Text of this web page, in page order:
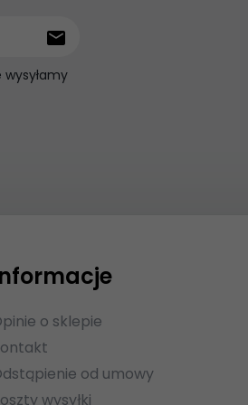
wysyłamy
o sklepie
od umowy
wysyłki